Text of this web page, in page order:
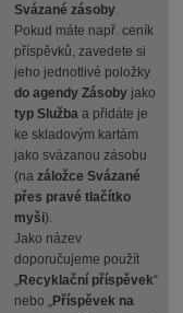
Svázané zásoby.
Pokud máte např. ceník
příspěvků, zavedete si
jeho jednotlivé položky
do agendy Zásoby jako
typ Služba a přidáte je
ke skladovým kartám
jako svázanou zásobu
(na záložce Svázané
přes pravé tlačítko
myši).
Jako název
doporučujeme použít
„Recyklační příspěvek“
nebo „Příspěvek na